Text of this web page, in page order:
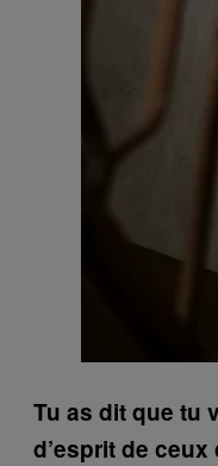
Tu as dit que tu
d’esprit de